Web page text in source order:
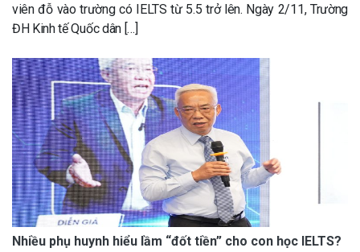
viên đỗ vào trường có IELTS từ 5.5 trở lên. Ngày 2/11, Trường
ĐH Kinh tế Quốc dân […]
Nhiều phụ huynh hiểu lầm “đốt tiền” cho con học IELTS?